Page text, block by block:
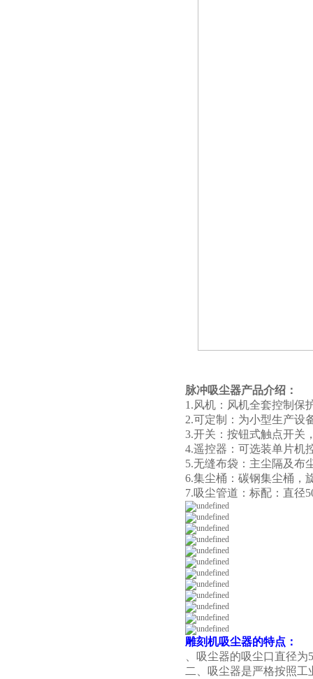
脉冲吸尘器产品介绍：
1.风机：风机全套控制保
2.可定制：为小型生产设
3.开关：按钮式触点开关
4.遥控器：可选装单片机
5.无缝布袋：主尘隔及布
6.集尘桶：碳钢集尘桶，
7.吸尘管道：标配：直径
雕刻机吸尘器的特点：
、吸尘器的吸尘口直径
二、吸尘器是严格按照